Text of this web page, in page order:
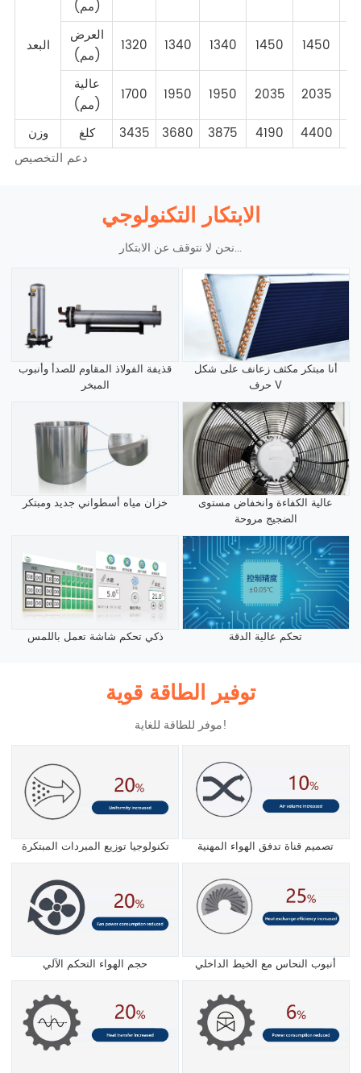
البعد
(مم)
العرض
(مم)
1320 1340 1340 1450 1450
عالية
(مم)
1700 1950 1950 2035 2035
وزن
كلغ 3435 3680 3875 4190 4400
دعم التخصيص
الابتكار التكنولوجي
نحن لا نتوقف عن الابتكار...
قذيفة الفولاذ المقاوم للصدأ وأنبوب
المبخر
أنا مبتكر مكثف زعانف على شكل
حرف V
خزان مياه أسطواني جديد ومبتكر
عالية الكفاءة وانخفاض مستوى
الضجيج مروحة
ذكي تحكم شاشة تعمل باللمس تحكم عالية الدقة
توفير الطاقة قوية
موفر للطاقة للغاية!
تكنولوجيا توزيع المبردات المبتكرة تصميم قناة تدفق الهواء المهنية
حجم الهواء التحكم الآلي أنبوب النحاس مع الخيط الداخلي